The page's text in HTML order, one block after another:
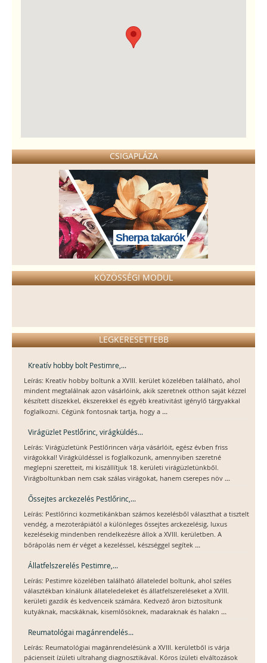
CSIGAPLÁZA
Sherpa takarók
KÖZÖSSÉGI MODUL
LEGKERESETTEBB
Kreatív hobby bolt Pestimre,...
Leírás: Kreatív hobby boltunk a XVIII. kerület közelében található, ahol
mindent megtalálnak azon vásárlóink, akik szeretnek otthon saját kézzel
készített díszekkel, ékszerekkel és egyéb kreativitást igénylő tárgyakkal
foglalkozni. Cégünk fontosnak tartja, hogy a ...
Virágüzlet Pestlőrinc, virágküldés...
Leírás: Virágüzletünk Pestlőrincen várja vásárlóit, egész évben friss
virágokkal! Virágküldéssel is foglalkozunk, amennyiben szeretné
meglepni szeretteit, mi kiszállítjuk 18. kerületi virágüzletünkből.
Virágboltunkban nem csak szálas virágokat, hanem cserepes növ ...
Őssejtes arckezelés Pestlőrinc,...
Leírás: Pestlőrinci kozmetikánkban számos kezelésből választhat a tisztelt
vendég, a mezoterápiától a különleges őssejtes arckezelésig, luxus
kezelésekig mindenben rendelkezésre állok a XVIII. kerületben. A
bőrápolás nem ér véget a kezeléssel, készséggel segítek ...
Állatfelszerelés Pestimre,...
Leírás: Pestimre közelében található állateledel boltunk, ahol széles
választékban kínálunk állateledeleket és állatfelszereléseket a XVIII.
kerületi gazdik és kedvenceik számára. Kedvező áron biztosítunk
kutyáknak, macskáknak, kisemlősöknek, madaraknak és halakn ...
Reumatológai magánrendelés...
Leírás: Reumatológiai magánrendelésünk a XVIII. kerületből is várja
pácienseit ízületi ultrahang diagnosztikával. Kóros ízületi elváltozások